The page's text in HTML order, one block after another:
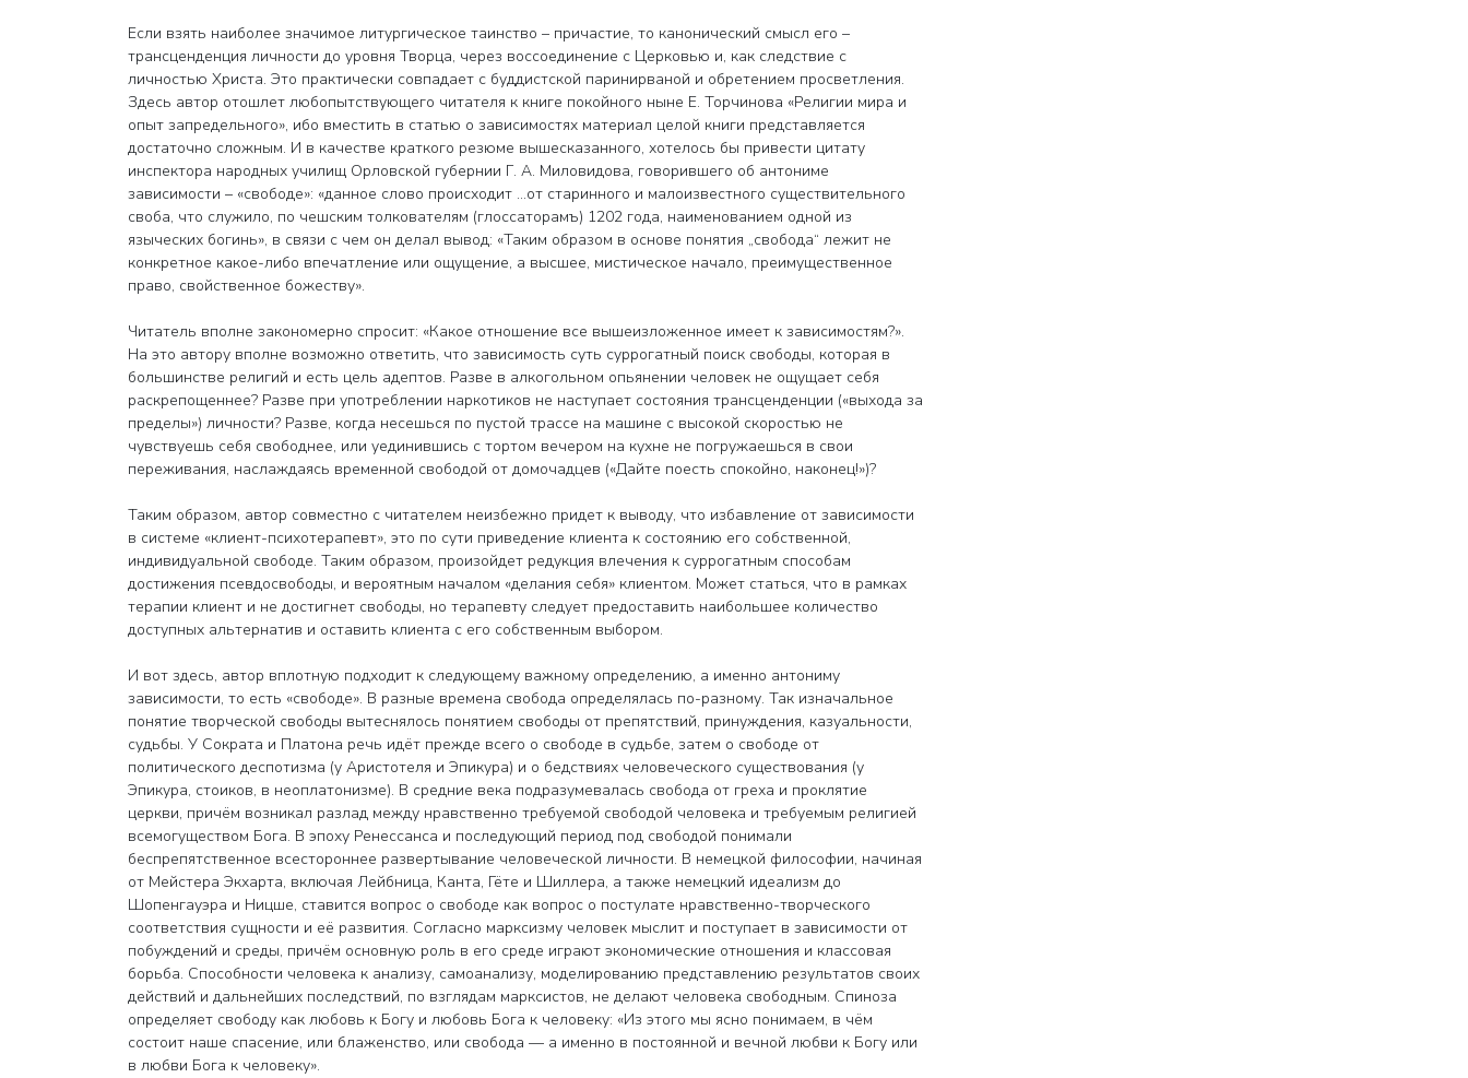
Если взять наиболее значимое литургическое таинство – причастие, то канонический смысл его –
трансценденция личности до уровня Творца, через воссоединение с Церковью и, как следствие с
личностью Христа. Это практически совпадает с буддистской паринирваной и обретением просветления.
Здесь автор отошлет любопытствующего читателя к книге покойного ныне Е. Торчинова «Религии мира и
опыт запредельного», ибо вместить в статью о зависимостях материал целой книги представляется
достаточно сложным. И в качестве краткого резюме вышесказанного, хотелось бы привести цитату
инспектора народных училищ Орловской губернии Г. А. Миловидова, говорившего об антониме
зависимости – «свободе»: «данное слово происходит …от старинного и малоизвестного существительного
своба, что служило, по чешским толкователям (глоссаторамъ) 1202 года, наименованием одной из
языческих богинь», в связи с чем он делал вывод: «Таким образом в основе понятия „свобода“ лежит не
конкретное какое-либо впечатление или ощущение, а высшее, мистическое начало, преимущественное
право, свойственное божеству».
Читатель вполне закономерно спросит: «Какое отношение все вышеизложенное имеет к зависимостям?».
На это автору вполне возможно ответить, что зависимость суть суррогатный поиск свободы, которая в
большинстве религий и есть цель адептов. Разве в алкогольном опьянении человек не ощущает себя
раскрепощеннее? Разве при употреблении наркотиков не наступает состояния трансценденции («выхода за
пределы») личности? Разве, когда несешься по пустой трассе на машине с высокой скоростью не
чувствуешь себя свободнее, или уединившись с тортом вечером на кухне не погружаешься в свои
переживания, наслаждаясь временной свободой от домочадцев («Дайте поесть спокойно, наконец!»)?
Таким образом, автор совместно с читателем неизбежно придет к выводу, что избавление от зависимости
в системе «клиент-психотерапевт», это по сути приведение клиента к состоянию его собственной,
индивидуальной свободе. Таким образом, произойдет редукция влечения к суррогатным способам
достижения псевдосвободы, и вероятным началом «делания себя» клиентом. Может статься, что в рамках
терапии клиент и не достигнет свободы, но терапевту следует предоставить наибольшее количество
доступных альтернатив и оставить клиента с его собственным выбором.
И вот здесь, автор вплотную подходит к следующему важному определению, а именно антониму
зависимости, то есть «свободе». В разные времена свобода определялась по-разному. Так изначальное
понятие творческой свободы вытеснялось понятием свободы от препятствий, принуждения, казуальности,
судьбы. У Сократа и Платона речь идёт прежде всего о свободе в судьбе, затем о свободе от
политического деспотизма (у Аристотеля и Эпикура) и о бедствиях человеческого существования (у
Эпикура, стоиков, в неоплатонизме). В средние века подразумевалась свобода от греха и проклятие
церкви, причём возникал разлад между нравственно требуемой свободой человека и требуемым религией
всемогуществом Бога. В эпоху Ренессанса и последующий период под свободой понимали
беспрепятственное всестороннее развертывание человеческой личности. В немецкой философии, начиная
от Мейстера Экхарта, включая Лейбница, Канта, Гёте и Шиллера, а также немецкий идеализм до
Шопенгауэра и Ницше, ставится вопрос о свободе как вопрос о постулате нравственно-творческого
соответствия сущности и её развития. Согласно марксизму человек мыслит и поступает в зависимости от
побуждений и среды, причём основную роль в его среде играют экономические отношения и классовая
борьба. Способности человека к анализу, самоанализу, моделированию представлению результатов своих
действий и дальнейших последствий, по взглядам марксистов, не делают человека свободным. Спиноза
определяет свободу как любовь к Богу и любовь Бога к человеку: «Из этого мы ясно понимаем, в чём
состоит наше спасение, или блаженство, или свобода — а именно в постоянной и вечной любви к Богу или
в любви Бога к человеку».